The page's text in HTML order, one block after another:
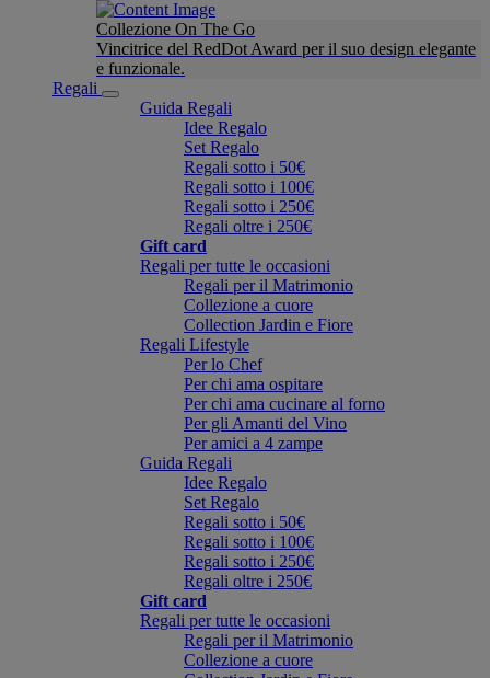
Collezione On The Go
Vincitrice del RedDot Award per il suo design elegante
e funzionale.
Regali
Guida Regali
Idee Regalo
Set Regalo
Regali sotto i 50€
Regali sotto i 100€
Regali sotto i 250€
Regali oltre i 250€
Gift card
Regali per tutte le occasioni
Regali per il Matrimonio
Collezione a cuore
Collection Jardin e Fiore
Regali Lifestyle
Per lo Chef
Per chi ama ospitare
Per chi ama cucinare al forno
Per gli Amanti del Vino
Per amici a 4 zampe
Guida Regali
Idee Regalo
Set Regalo
Regali sotto i 50€
Regali sotto i 100€
Regali sotto i 250€
Regali oltre i 250€
Gift card
Regali per tutte le occasioni
Regali per il Matrimonio
Collezione a cuore